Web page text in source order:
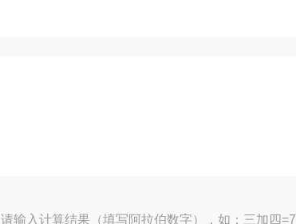
请输入计算结果（填写阿拉伯数字），如：三加四=7